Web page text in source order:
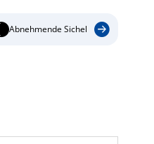
Abnehmende Sichel